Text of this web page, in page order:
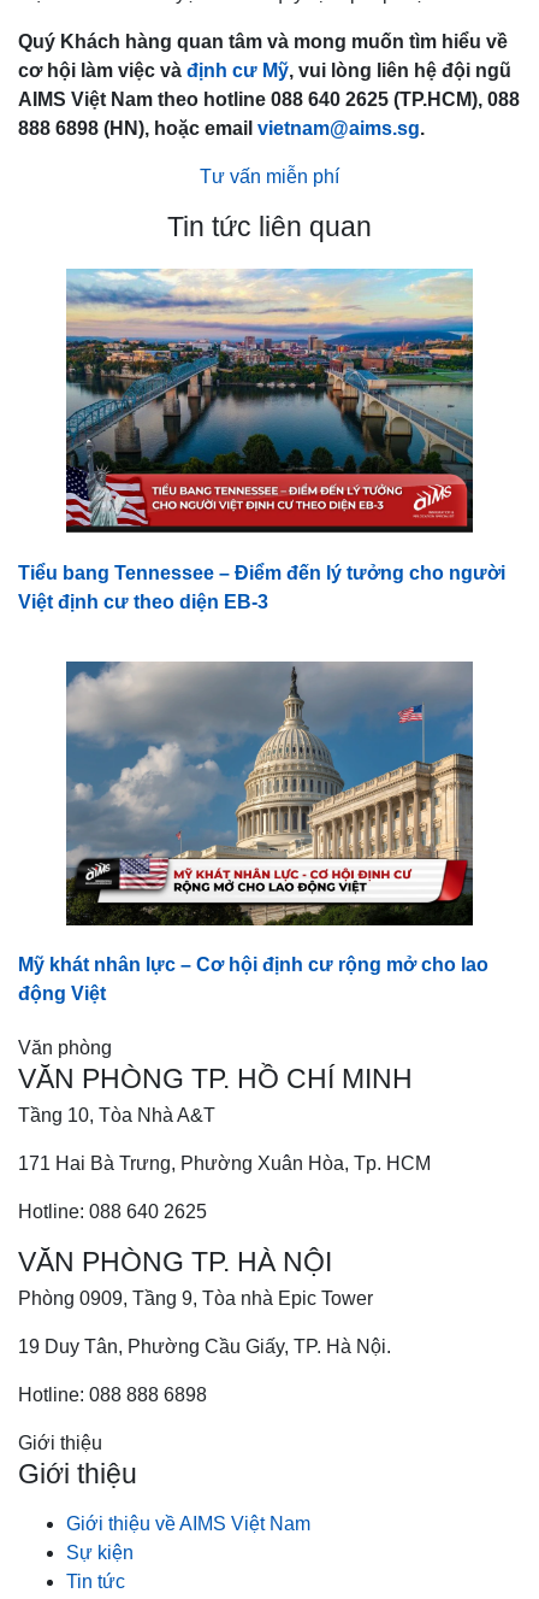
Quý Khách hàng quan tâm và mong muốn tìm hiểu về
cơ hội làm việc và định cư Mỹ, vui lòng liên hệ đội ngũ
AIMS Việt Nam theo hotline 088 640 2625 (TP.HCM), 088
888 6898 (HN), hoặc email vietnam@aims.sg.
Tư vấn miễn phí
Tin tức liên quan
Tiểu bang Tennessee – Điểm đến lý tưởng cho người
Việt định cư theo diện EB-3
Mỹ khát nhân lực – Cơ hội định cư rộng mở cho lao
động Việt
Văn phòng
VĂN PHÒNG TP. HỒ CHÍ MINH
Tầng 10, Tòa Nhà A&T
171 Hai Bà Trưng, Phường Xuân Hòa, Tp. HCM
Hotline: 088 640 2625
VĂN PHÒNG TP. HÀ NỘI
Phòng 0909, Tầng 9, Tòa nhà Epic Tower
19 Duy Tân, Phường Cầu Giấy, TP. Hà Nội.
Hotline: 088 888 6898
Giới thiệu
Giới thiệu
Giới thiệu về AIMS Việt Nam
Sự kiện
Tin tức